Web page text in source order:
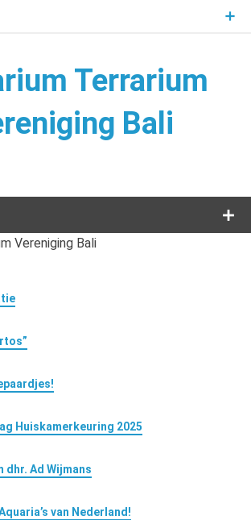
Terrarium
Bali
Huiskamerkeuring 2025
dhr. Ad Wijmans
van Nederland!